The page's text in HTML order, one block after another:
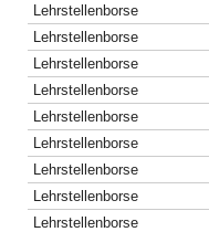
Lehrstellenborse
Lehrstellenborse
Lehrstellenborse
Lehrstellenborse
Lehrstellenborse
Lehrstellenborse
Lehrstellenborse
Lehrstellenborse
Lehrstellenborse